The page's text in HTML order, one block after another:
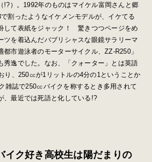
!?）。1992年のものはマイケル富岡さんと郷
割ったようなイケメンモデルが、イケてる
して表紙をジャック！ 驚きつつページをめ
ツを着込んだバブリシャスな眼鏡サラリーマ
都市遊泳者のモーターサイクル、ZZ-R250」
秀逸でした。なお、「クォーター」とは英語
り、250㏄が1リットルの4分の1ということか
雑誌で250㏄バイクを称するとき多用されて
最近では死語と化している!?
イク好き高校生は陽だまりの